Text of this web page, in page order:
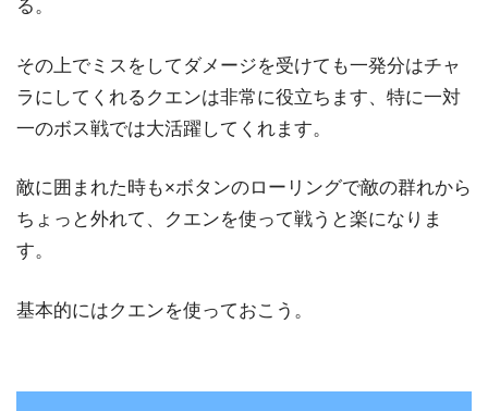
る。
その上でミスをしてダメージを受けても一発分はチャ
ラにしてくれるクエンは非常に役立ちます、特に一対
一のボス戦では大活躍してくれます。
敵に囲まれた時も×ボタンのローリングで敵の群れから
ちょっと外れて、クエンを使って戦うと楽になりま
す。
基本的にはクエンを使っておこう。